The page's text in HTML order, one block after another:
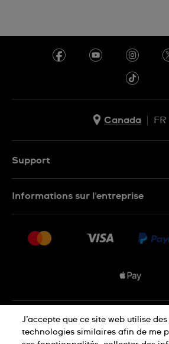
Canada
FR
Support
Conditions De Vente
Informations sur l'entreprise
Nous rejoindre
Déclaration de
J’accepte que ce site web utilise
technologies similaires afin de me